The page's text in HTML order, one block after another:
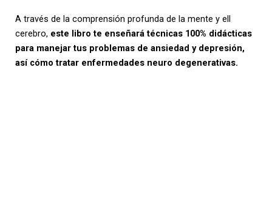
A través de la comprensión profunda de la mente y ell
cerebro, este libro te enseñará técnicas 100% didácticas
para manejar tus problemas de ansiedad y depresión,
así cómo tratar enfermedades neuro degenerativas.